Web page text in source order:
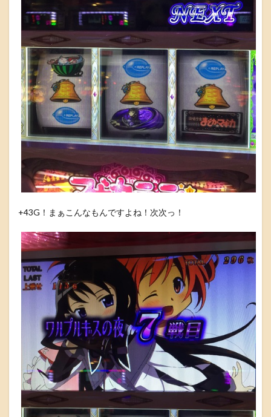
+43G！まぁこんなもんですよね！次次っ！